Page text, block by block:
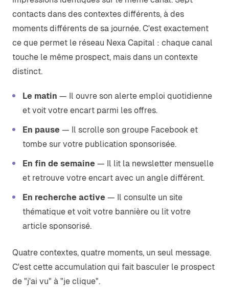
contacts dans des contextes différents, à des
moments différents de sa journée. C'est exactement
ce que permet le réseau Nexa Capital : chaque canal
touche le même prospect, mais dans un contexte
distinct.
Le matin — Il ouvre son alerte emploi quotidienne
et voit votre encart parmi les offres.
En pause — Il scrolle son groupe Facebook et
tombe sur votre publication sponsorisée.
En fin de semaine — Il lit la newsletter mensuelle
et retrouve votre encart avec un angle différent.
En recherche active — Il consulte un site
thématique et voit votre bannière ou lit votre
article sponsorisé.
Quatre contextes, quatre moments, un seul message.
C'est cette accumulation qui fait basculer le prospect
de "j'ai vu" à "je clique".